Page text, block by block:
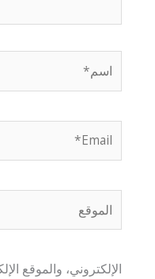
الإلكتروني، والموقع